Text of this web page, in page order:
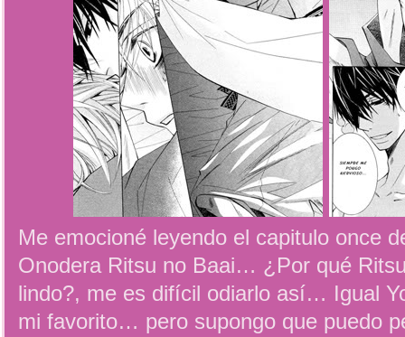
Me emocioné leyendo el capitulo once
Onodera Ritsu no Baai… ¿Por qué
lindo?, me es difícil odiarlo así… Igual
mi favorito… pero supongo que puedo